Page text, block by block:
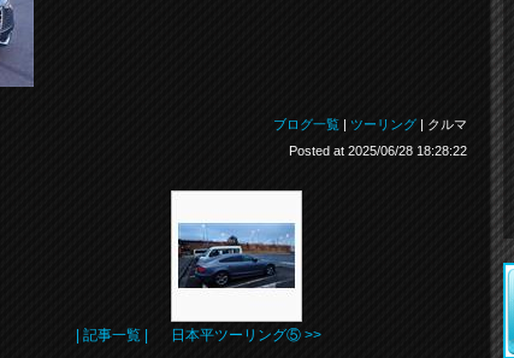
ブログ一覧 | ツーリング | クルマ
Posted at 2025/06/28 18:28:22
| 記事一覧 | 日本平ツーリング⑤ >>